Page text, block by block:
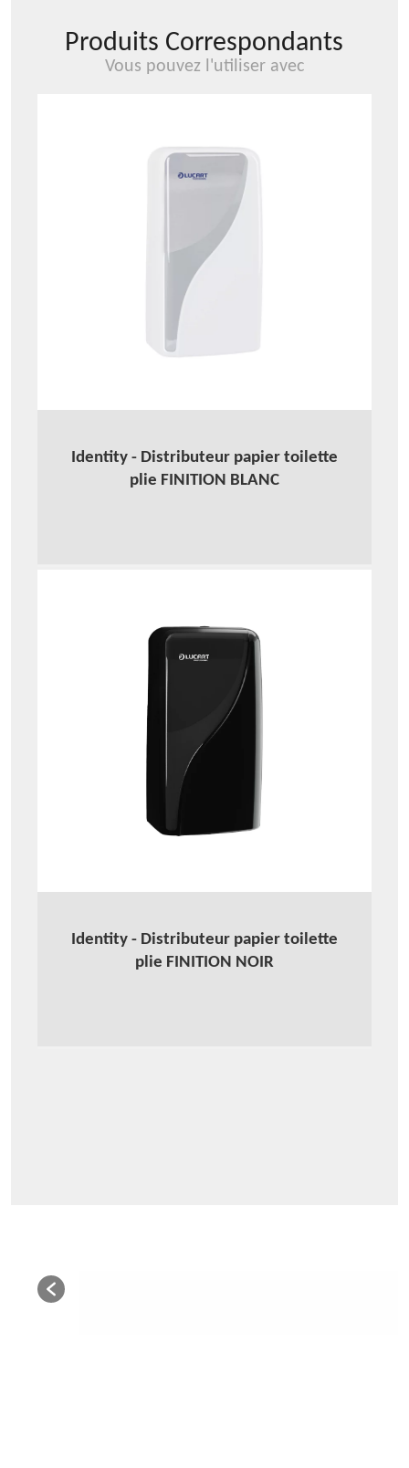
Produits Correspondants
Vous pouvez l'utiliser avec
Identity - Distributeur papier toilette
plie FINITION BLANC
Identity - Distributeur papier toilette
plie FINITION NOIR